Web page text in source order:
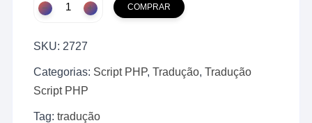
100%
Brasil
do
Script
UltraNews
-
COMPRAR
SKU: 2727
Categorias: Script PHP,Tradução,Tradução
Script PHP
Tag:tradução